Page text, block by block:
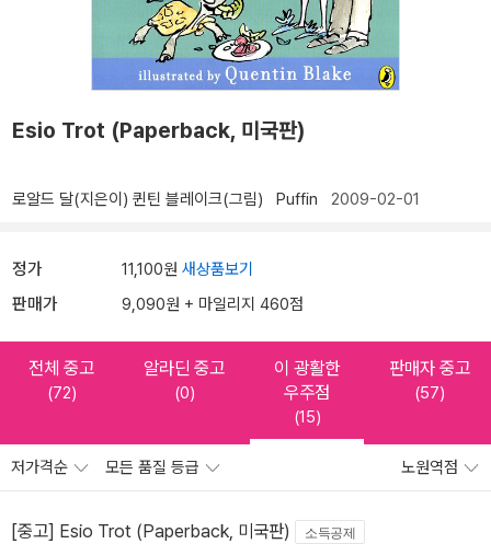
Esio Trot (Paperback, 미국판)
로알드 달(지은이) 퀸틴 블레이크(그림) Puffin 2009-02-01
정가 11,100원 새상품보기
판매가 9,090원 + 마일리지 460점
전체 중고
(72)
알라딘 중고
(0)
이 광활한
우주점
(15)
판매자 중고
(57)
저가격순 모든 품질 등급 노원역점
[중고] Esio Trot (Paperback, 미국판) 소득공제